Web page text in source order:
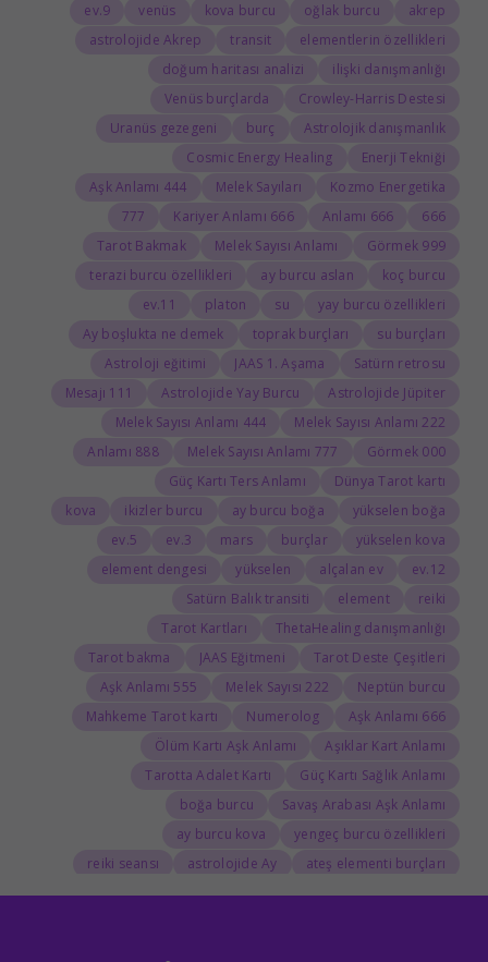
akrep
oğlak burcu
kova burcu
venüs
9.ev
elementlerin özellikleri
transit
astrolojide Akrep
ilişki danışmanlığı
doğum haritası analizi
Crowley-Harris Destesi
Venüs burçlarda
Astrolojik danışmanlık
burç
Uranüs gezegeni
Enerji Tekniği
Cosmic Energy Healing
Kozmo Energetika
Melek Sayıları
444 Aşk Anlamı
666
666 Anlamı
666 Kariyer Anlamı
777
999 Görmek
Melek Sayısı Anlamı
Tarot Bakmak
koç burcu
ay burcu aslan
terazi burcu özellikleri
yay burcu özellikleri
su
platon
11.ev
su burçları
toprak burçları
Ay boşlukta ne demek
Satürn retrosu
JAAS 1. Aşama
Astroloji eğitimi
Astrolojide Jüpiter
Astrolojide Yay Burcu
111 Mesajı
222 Melek Sayısı Anlamı
444 Melek Sayısı Anlamı
000 Görmek
777 Melek Sayısı Anlamı
888 Anlamı
Dünya Tarot kartı
Güç Kartı Ters Anlamı
yükselen boğa
ay burcu boğa
ikizler burcu
kova
yükselen kova
burçlar
mars
3.ev
5.ev
12.ev
alçalan ev
yükselen
element dengesi
reiki
element
Satürn Balık transiti
ThetaHealing danışmanlığı
Tarot Kartları
Tarot Deste Çeşitleri
JAAS Eğitmeni
Tarot bakma
Neptün burcu
222 Melek Sayısı
555 Aşk Anlamı
666 Aşk Anlamı
Numerolog
Mahkeme Tarot kartı
Aşıklar Kart Anlamı
Ölüm Kartı Aşk Anlamı
Güç Kartı Sağlık Anlamı
Tarotta Adalet Kartı
Savaş Arabası Aşk Anlamı
boğa burcu
yengeç burcu özellikleri
ay burcu kova
ateş elementi burçları
astrolojide Ay
reiki seansı
astrolog
Doğum Haritasında Mars
Tarolog